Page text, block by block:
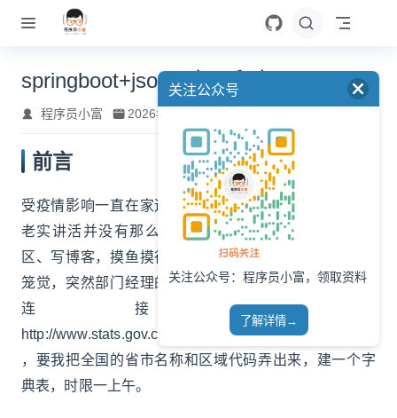
跳至主要內容
springboot+jsoup 实现爬虫
程序员小富 2026年7月28日
前言
受疫情影响一直在家远程办公，公司业务进展的缓慢，
老实讲活并没有那么多，每天吃饭、睡觉、逛技术社
区、写博客，摸鱼摸得爽的很。早上本来还想在来个回
笼觉，突然部门经理的语音消息就过来了，甩给我一个
连接地址
http://www.stats.gov.cn/tjsj/tjbz/tjyqhdmhcxhfdm/2018/
，要我把全国的省市名称和区域代码弄出来，建一个字
典表，时限一上午。
关注公众号
关注公众号：程序员小富，领取资料
了解详情→